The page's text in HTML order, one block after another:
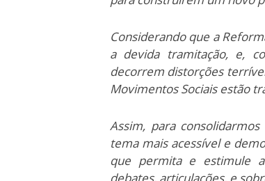
Considerando que a
a devida tramitação, e,
decorrem distorções
Movimentos Sociais estão
Assim, para
tema mais acessível e
que permita e estimule a